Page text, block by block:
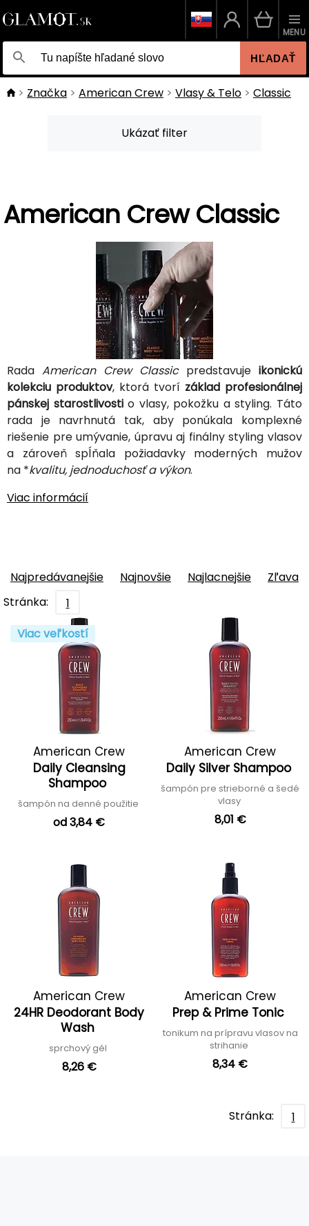
HĽADAŤ
MENU
Značka American Crew Vlasy & Telo Classic
Ukázať filter
American Crew Classic
Rada American Crew Classicpredstavuje ikonickú
kolekciu produktov, ktorá tvorí základ profesionálnej
pánskej starostlivostio vlasy, pokožku a styling. Táto
rada je navrhnutá tak, aby ponúkala komplexné
riešenie pre umývanie, úpravu aj finálny styling vlasov
a zároveň spĺňala požiadavky moderných mužov
na *kvalitu, jednoduchosť a výkon.
Viac informácií
Najpredávanejšie Najnovšie Najlacnejšie
Zľava
Stránka:
1
Viac veľkostí
American Crew
Daily Cleansing
Shampoo
šampón na denné použitie
od 3,84 €
American Crew
Daily Silver Shampoo
šampón pre strieborné a šedé
vlasy
8,01 €
American Crew
24HR Deodorant Body
Wash
sprchový gél
8,26 €
American Crew
Prep & Prime Tonic
tonikum na prípravu vlasov na
strihanie
8,34 €
Stránka: 1